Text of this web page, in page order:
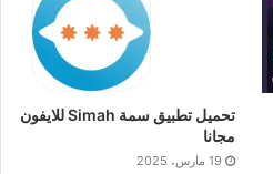
تحميل تطبيق سمة Simah للايفون
مجانا
19 مارس، 2025